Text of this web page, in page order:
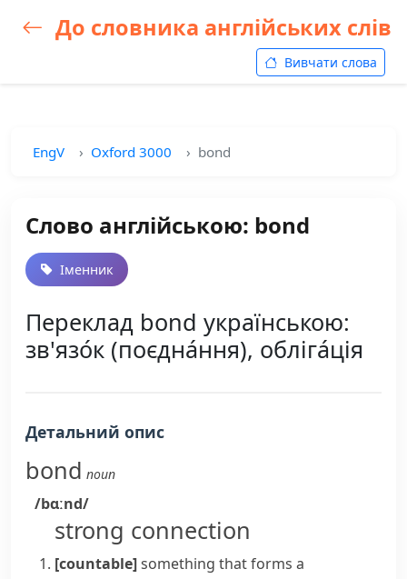
До словника англійських слів
Вивчати слова
EngV Oxford 3000 bond
Слово англійською: bond
Іменник
Переклад bond українською:
зв'язо́к (поєдна́ння), обліга́ція
Детальний опис
bond noun
/bɑːnd/
strong connection
[countable]something that forms a